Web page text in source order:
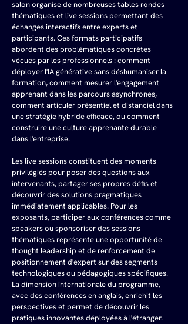
salon organise de nombreuses tables rondes
thématiques et live sessions permettant des
échanges interactifs entre experts et
participants. Ces formats participatifs
abordent des problématiques concrètes
vécues par les professionnels : comment
déployer l'IA générative sans déshumaniser la
formation, comment mesurer l'engagement
apprenant dans les parcours asynchrones,
comment articuler présentiel et distanciel dans
une stratégie hybride efficace, ou comment
construire une culture apprenante durable
dans l'entreprise.
Les live sessions constituent des moments
privilégiés pour poser des questions aux
intervenants, partager ses propres défis et
découvrir des solutions pragmatiques
immédiatement applicables. Pour les
exposants, participer aux conférences comme
speakers ou sponsoriser des sessions
thématiques représente une opportunité de
thought leadership et de renforcement de
positionnement d'expert sur des segments
technologiques ou pédagogiques spécifiques.
La dimension internationale du programme,
avec des conférences en anglais, enrichit les
perspectives et permet de découvrir les
pratiques innovantes déployées à l'étranger.